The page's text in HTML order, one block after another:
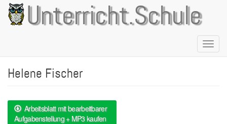
Direkt
zum
Inhalt
Unterricht.Schule
Helene Fischer
Arbeitsblatt mit bearbeitbarer
Aufgabenstellung + MP3 kaufen